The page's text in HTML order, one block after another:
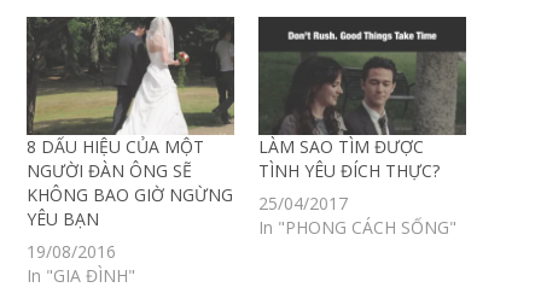
8 DẤU HIỆU CỦA MỘT
NGƯỜI ĐÀN ÔNG SẼ
KHÔNG BAO GIỜ NGỪNG
YÊU BẠN
19/08/2016
In "GIA ĐÌNH"
LÀM SAO TÌM ĐƯỢC
TÌNH YÊU ĐÍCH THỰC?
25/04/2017
In "PHONG CÁCH SỐNG"